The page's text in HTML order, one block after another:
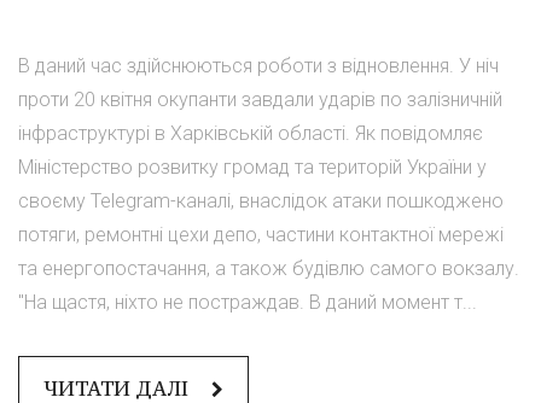
В даний час здійснюються роботи з відновлення. У ніч
проти 20 квітня окупанти завдали ударів по залізничній
інфраструктурі в Харківській області. Як повідомляє
Міністерство розвитку громад та територій України у
своєму Telegram-каналі, внаслідок атаки пошкоджено
потяги, ремонтні цехи депо, частини контактної мережі
та енергопостачання, а також будівлю самого вокзалу.
"На щастя, ніхто не постраждав. В даний момент т...
ЧИТАТИ ДАЛІ